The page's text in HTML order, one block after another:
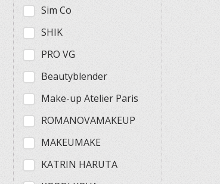
Sim Co
SHIK
PRO VG
Beautyblender
Make-up Atelier Paris
ROMANOVAMAKEUP
MAKEUMAKE
KATRIN HARUTA